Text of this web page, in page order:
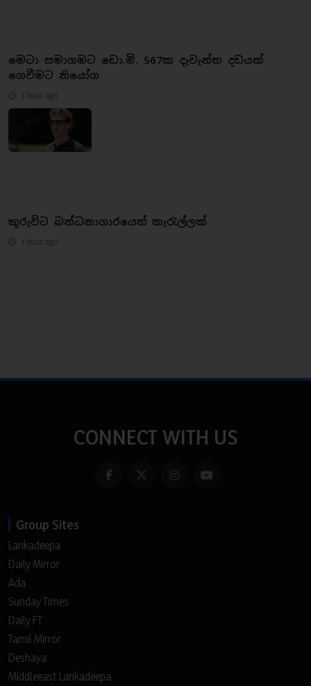
මෙටා සමාගමට ඩො.මි. 567ක දැවැන්ත දඩයක්
ගෙවීමට නියෝග
1 hour ago
කුරුවිට බන්ධනාගාරයෙත් කැරැල්ලක්
1 hour ago
CONNECT WITH US
Group Sites
Lankadeepa
Daily Mirror
Ada
Sunday Times
Daily FT
Tamil Mirror
Deshaya
Middleeast Lankadeepa